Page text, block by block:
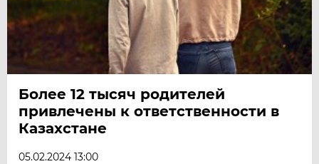
Более 12 тысяч родителей
привлечены к ответственности в
Казахстане
05.02.2024 13:00